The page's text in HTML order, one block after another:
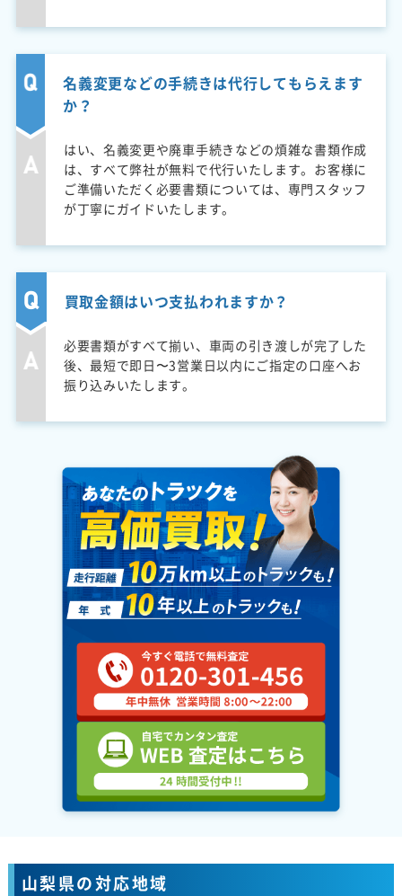
名義変更などの手続きは代行してもらえます
か？
はい、名義変更や廃車手続きなどの煩雑な書類作成
は、すべて弊社が無料で代行いたします。お客様に
ご準備いただく必要書類については、専門スタッフ
が丁寧にガイドいたします。
買取金額はいつ支払われますか？
必要書類がすべて揃い、車両の引き渡しが完了した
後、最短で即日〜3営業日以内にご指定の口座へお
振り込みいたします。
山梨県の対応地域